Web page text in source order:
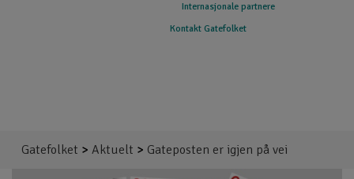
Internasjonale partnere
Kontakt Gatefolket
Gatefolket > Aktuelt > Gateposten er igjen på vei